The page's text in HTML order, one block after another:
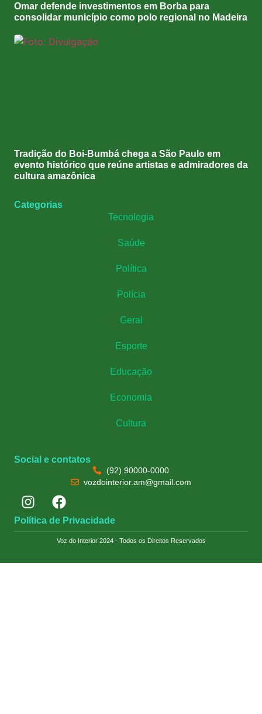
Omar defende investimentos em Borba para
consolidar município como polo regional no Madeira
Tradição do Boi-Bumbá chega a São Paulo em
evento histórico que reúne artistas e admiradores da
cultura amazônica
Categorias
Tecnologia
Saúde
Política
Polícia
Geral
Esporte
Educação
Economia
Cultura
Social e contatos
(92) 90000-0000
vozdointerior.am@gmail.com
Política de Privacidade
Voz do Interior 2024 - Todos os Direitos Reservados